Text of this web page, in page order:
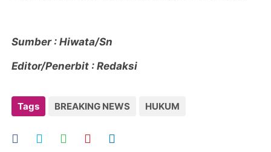
Sumber : Hiwata/Sn
Editor/Penerbit : Redaksi
Tags BREAKING NEWS HUKUM